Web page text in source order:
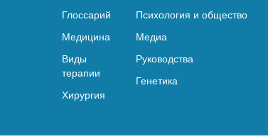
Глоссарий
Медицина
Виды
терапии
Хирургия
Психология и общество
Медиа
Руководства
Генетика